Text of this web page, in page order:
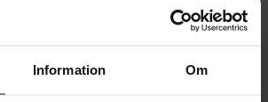
Information Om
5